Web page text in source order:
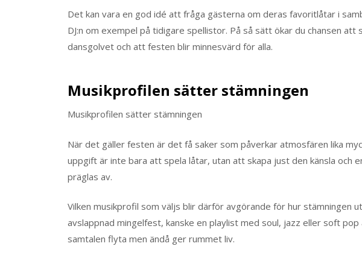
Det kan vara en god idé att fråga gästerna om deras favoritlåtar i
DJ:n om exempel på tidigare spellistor. På så sätt ökar du chansen att
dansgolvet och att festen blir minnesvärd för alla.
Musikprofilen sätter stämningen
Musikprofilen sätter stämningen
När det gäller festen är det få saker som påverkar atmosfären lika
uppgift är inte bara att spela låtar, utan att skapa just den känsla och
präglas av.
Vilken musikprofil som väljs blir därför avgörande för hur stämningen
avslappnad mingelfest, kanske en playlist med soul, jazz eller soft
samtalen flyta men ändå ger rummet liv.